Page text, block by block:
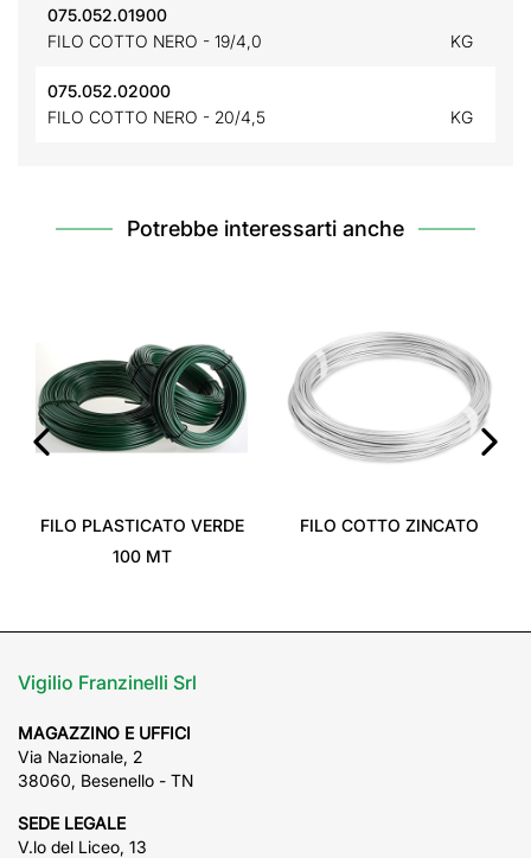
075.052.01900
FILO COTTO NERO - 19/4,0
KG
075.052.02000
FILO COTTO NERO - 20/4,5
KG
Potrebbe interessarti anche
FILO PLASTICATO VERDE
100 MT
FILO COTTO ZINCATO
Vigilio Franzinelli Srl
MAGAZZINO E UFFICI
Via Nazionale, 2
38060, Besenello - TN
SEDE LEGALE
V.lo del Liceo, 13